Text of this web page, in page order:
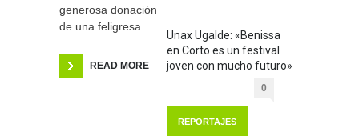
generosa donación
de una feligresa
READ MORE
Unax Ugalde: «Benissa
en Corto es un festival
joven con mucho futuro»
0
REPORTAJES